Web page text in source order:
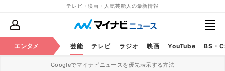
テレビ・映画・人気芸能人の最新情報
エンタメ 芸能 テレビ ラジオ 映画 YouTube BS・
Googleでマイナビニュースを優先表示する方法